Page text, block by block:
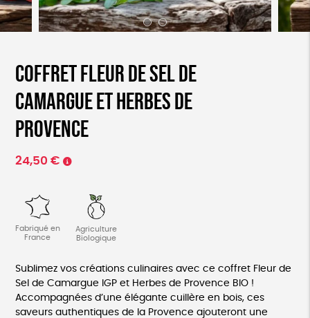
Coffret fleur de sel de
camargue et Herbes de
Provence
24,50 €
Fabriqué en
France
Agriculture
Biologique
Sublimez vos créations culinaires avec ce coffret Fleur de
Sel de Camargue IGP et Herbes de Provence BIO !
Accompagnées d’une élégante cuillère en bois, ces
saveurs authentiques de la Provence ajouteront une